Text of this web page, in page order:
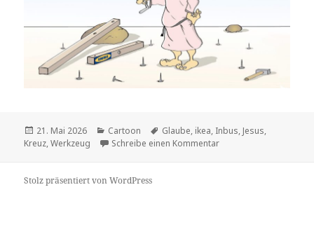
Veröffentlicht
am
21. Mai 2026 Kategorien
Cartoon Schlagwörter
Glaube, ikea, Inbus, Jesus,
Kreuz,Werkzeug Schreibe einen Kommentarzu
Stolz präsentiert von WordPress